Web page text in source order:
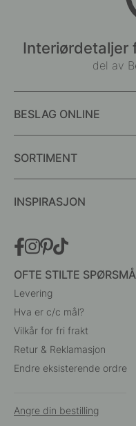
Interiørdetaljer
del av
BESLAG ONLINE
SORTIMENT
INSPIRASJON
OFTE STILTE
Levering
Hva er c/c mål?
Vilkår for fri frakt
Retur & Reklamasjon
Endre eksisterende ordre
Angre din bestilling